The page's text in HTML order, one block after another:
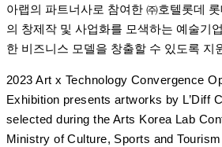
아랩의 파트너사로 참여한 ㈜호텔롯데
의 창제작 및 사업화를 모색하는 예술기
한 비즈니스 모델을 창출할 수 있도록 지
2023 Art x Technology Convergence
Exhibition presents artworks by L’Diff
selected during the Arts Korea Lab
Ministry of Culture, Sports and